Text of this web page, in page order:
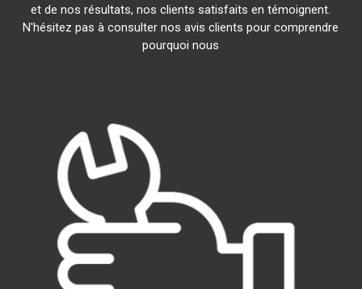
et de nos résultats, nos clients satisfaits en témoignent.
N'hésitez pas à consulter nos avis clients pour comprendre
pourquoi nous